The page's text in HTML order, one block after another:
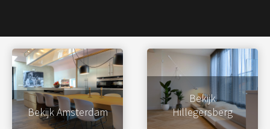
Bekijk Amsterdam
Bekijk
Hillegersberg